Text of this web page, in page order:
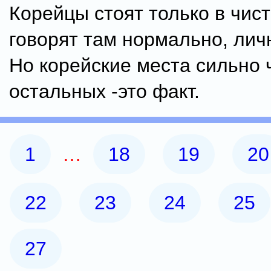
Корейцы стоят только в
говорят там нормально,
Но корейские места сильно
остальных -это факт.
1 … 18 19 20
22 23 24 25
27